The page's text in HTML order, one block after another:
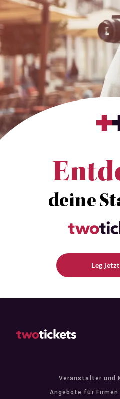
deine
Leg
Veranstalter und
Angebote für